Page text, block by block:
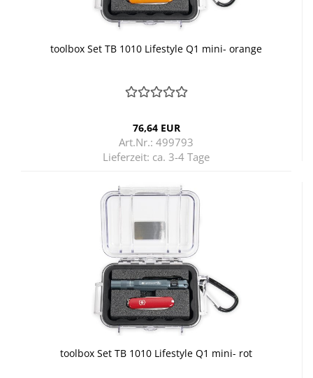
tool­box Set TB 1010 Life­style Q1 mini- oran­ge
76,64 EUR
Art.Nr.: 499793
Lieferzeit: ca. 3-4 Tage
tool­box Set TB 1010 Life­style Q1 mini- rot